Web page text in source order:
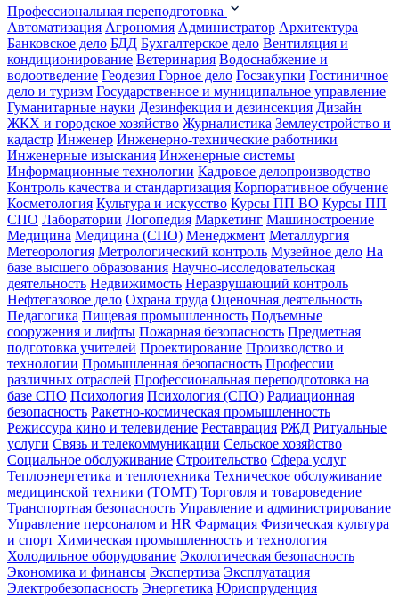
Профессиональная переподготовка
Автоматизация Агрономия Администратор Архитектура
Банковское дело БДД Бухгалтерское дело Вентиляция и
кондиционирование Ветеринария Водоснабжение и
водоотведение Геодезия Горное дело Госзакупки Гостиничное
дело и туризм Государственное и муниципальное управление
Гуманитарные науки Дезинфекция и дезинсекция Дизайн
ЖКХ и городское хозяйство Журналистика Землеустройство и
кадастр Инженер Инженерно-технические работники
Инженерные изыскания Инженерные системы
Информационные технологии Кадровое делопроизводство
Контроль качества и стандартизация Корпоративное обучение
Косметология Культура и искусство Курсы ПП ВО Курсы ПП
СПО Лаборатории Логопедия Маркетинг Машиностроение
Медицина Медицина (СПО) Менеджмент Металлургия
Метеорология Метрологический контроль Музейное дело На
базе высшего образования Научно-исследовательская
деятельность Недвижимость Неразрушающий контроль
Нефтегазовое дело Охрана труда Оценочная деятельность
Педагогика Пищевая промышленность Подъемные
сооружения и лифты Пожарная безопасность Предметная
подготовка учителей Проектирование Производство и
технологии Промышленная безопасность Профессии
различных отраслей Профессиональная переподготовка на
базе СПО Психология Психология (СПО) Радиационная
безопасность Ракетно-космическая промышленность
Режиссура кино и телевидение Реставрация РЖД Ритуальные
услуги Связь и телекоммуникации Сельское хозяйство
Социальное обслуживание Строительство Сфера услуг
Теплоэнергетика и теплотехника Техническое обслуживание
медицинской техники (ТОМТ) Торговля и товароведение
Транспортная безопасность Управление и администрирование
Управление персоналом и HR Фармация Физическая культура
и спорт Химическая промышленность и технология
Холодильное оборудование Экологическая безопасность
Экономика и финансы Экспертиза Эксплуатация
Электробезопасность Энергетика Юриспруденция